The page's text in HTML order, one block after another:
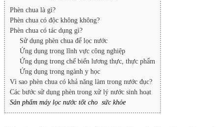
Phèn chua là gì?
Phèn chua có độc không không?
Phèn chua có tác dụng gì?
Sử dụng phèn chua để lọc nước
Ứng dụng trong lĩnh vực công nghiệp
Ứng dụng trong chế biến lương thực, thực phẩm
Ứng dụng trong ngành y học
Vì sao phèn chua có khả năng làm trong nước đục?
Các bước sử dụng phèn trong xử lý nước sinh hoạt
Sản phẩm máy lọc nước tốt cho  sức khỏe